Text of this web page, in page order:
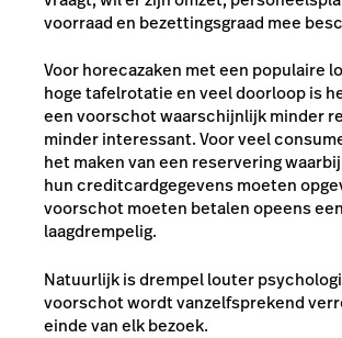
voorraad en bezettingsgraad mee
Voor horecazaken met een populaire
hoge tafelrotatie en veel doorloop is
een voorschot waarschijnlijk minder
minder interessant.Voor veel
het maken van een reservering
hun creditcardgegevens moeten
voorschot moeten betalen opeens
laagdrempelig.
Natuurlijk is drempel louter
voorschot wordt vanzelfsprekend
einde van elk bezoek.